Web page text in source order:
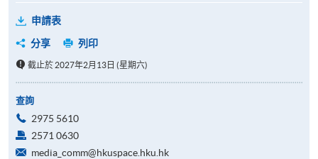
申請表
分享
列印
截止於 2027年2月13日 (星期六)
查詢
2975 5610
2571 0630
media_comm@hkuspace.hku.hk